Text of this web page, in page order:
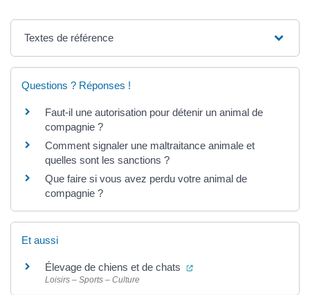
Textes de référence
Questions ? Réponses !
Faut-il une autorisation pour détenir un animal de
compagnie ?
Comment signaler une maltraitance animale et
quelles sont les sanctions ?
Que faire si vous avez perdu votre animal de
compagnie ?
Et aussi
Élevage de chiens et de chats (ouverture dans un
Loisirs – Sports – Culture